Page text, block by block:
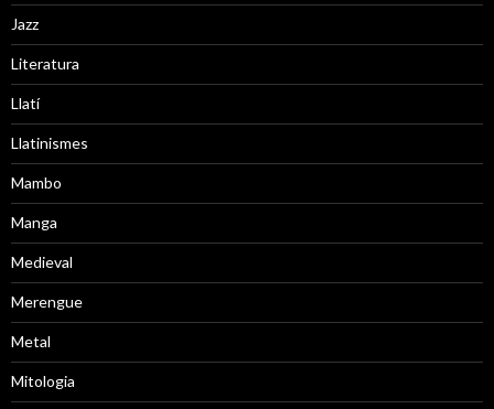
Jazz
Literatura
Llatí
Llatinismes
Mambo
Manga
Medieval
Merengue
Metal
Mitologia